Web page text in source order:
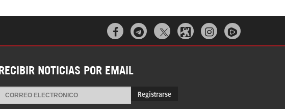
contra instalaciones nucleares | Detrás de
la Razón
  
RECIBIR NOTICIAS POR EMAIL
Registrarse